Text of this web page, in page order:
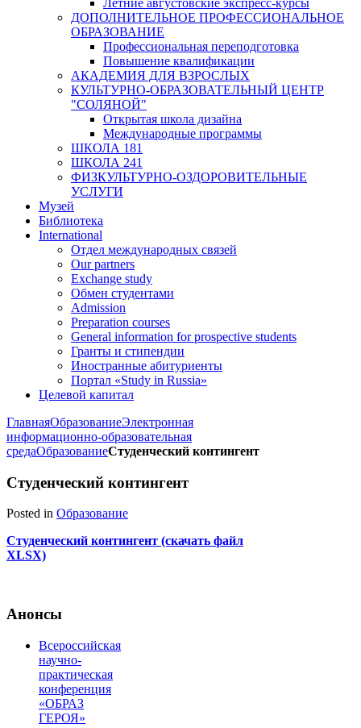
Летние августовские экспресс-курсы
ДОПОЛНИТЕЛЬНОЕ ПРОФЕССИОНАЛЬНОЕ
ОБРАЗОВАНИЕ
Профессиональная переподготовка
Повышение квалификации
АКАДЕМИЯ ДЛЯ ВЗРОСЛЫХ
КУЛЬТУРНО-ОБРАЗОВАТЕЛЬНЫЙ ЦЕНТР
"СОЛЯНОЙ"
Открытая школа дизайна
Международные программы
ШКОЛА 181
ШКОЛА 241
ФИЗКУЛЬТУРНО-ОЗДОРОВИТЕЛЬНЫЕ
УСЛУГИ
Музей
Библиотека
International
Отдел международных связей
Our partners
Exchange study
Обмен студентами
Admission
Preparation courses
General information for prospective students
Гранты и стипендии
Иностранные абитуриенты
Портал «Study in Russia»
Целевой капитал
ГлавнаяОбразованиеЭлектронная
информационно-образовательная
средаОбразованиеСтуденческий контингент
Студенческий контингент
Posted in Образование
Студенческий контингент (скачать файл
XLSX)
Анонсы
Всероссийская
научно-
практическая
конференция
«ОБРАЗ
ГЕРОЯ»